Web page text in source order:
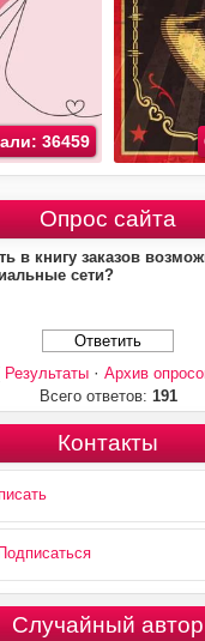
36459
Опрос сайта
в книгу заказов
сети?
Результаты· Архив
Всего ответов: 191
Контакты
Подписаться
Случайный автор